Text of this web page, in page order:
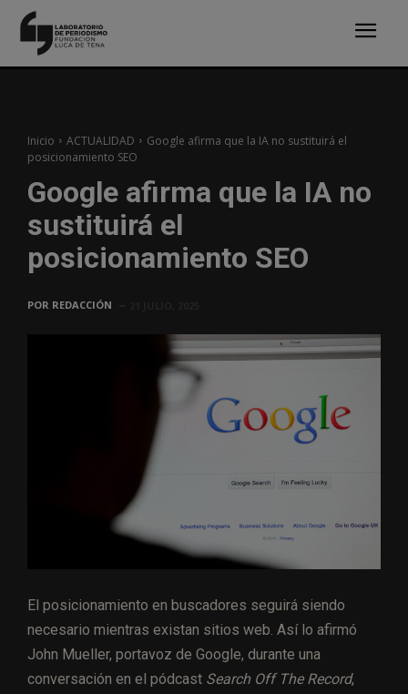
Inicio ACTUALIDAD
Google afirma que la IA no sustituirá el
posicionamiento SEO
Google afirma que la IA no
sustituirá el
posicionamiento SEO
POR REDACCIÓN
El posicionamiento en buscadores seguirá siendo
necesario mientras existan sitios web. Así lo afirmó
John Mueller, portavoz de Google, durante una
conversación en el pódcast Search Off The Record,